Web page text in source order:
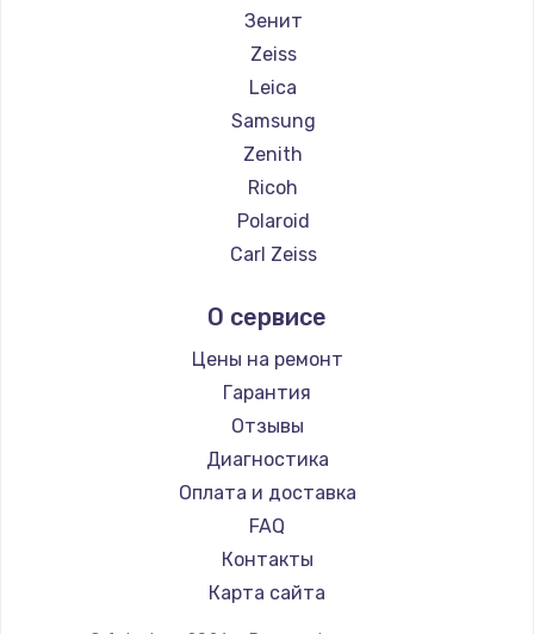
Зенит
Zeiss
Leica
Samsung
Zenith
Ricoh
Polaroid
Carl Zeiss
LUMIX
Kodak
Blackmagic
О сервисе
Цены на ремонт
Гарантия
Отзывы
Диагностика
Оплата и доставка
FAQ
Контакты
Карта сайта